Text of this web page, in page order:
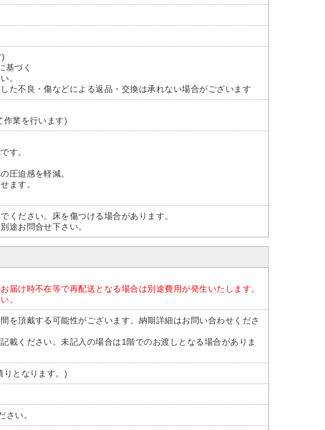
基づく
。
た不良・傷などによる返品・交換は承れない場合がございます
業を行います)
す。
圧迫感を軽減。
ます。
ください。床を傷つける場合があります。
途お問合せ下さい。
届け時不在等で再配送となる場合は別途費用が発生いたします。
。
を頂戴する可能性がございます。納期詳細はお問い合わせくださ
載ください。未記入の場合は1階でのお渡しとなる場合がありま
りとなります。)
さい。